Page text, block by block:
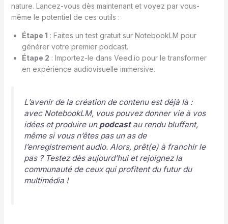
nature. Lancez-vous dès maintenant et voyez par vous-
même le potentiel de ces outils :
Étape 1 : Faites un test gratuit sur NotebookLM pour
générer votre premier podcast.
Étape 2 : Importez-le dans Veed.io pour le transformer
en expérience audiovisuelle immersive.
L’avenir de la création de contenu est déjà là :
avec NotebookLM, vous pouvez donner vie à vos
idées et produire un podcastau rendu bluffant,
même si vous n’êtes pas un as de
l’enregistrement audio. Alors, prêt(e) à franchir le
pas ? Testez dès aujourd’hui et rejoignez la
communauté de ceux qui profitent du futur du
multimédia !